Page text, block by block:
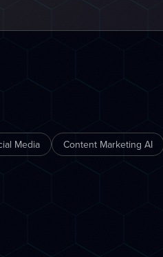
Media Content Marketing AI